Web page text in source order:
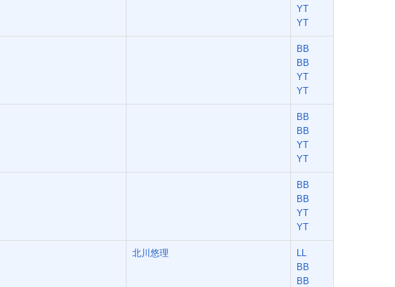
YT
YT
BB
BB
YT
YT
BB
BB
YT
YT
BB
BB
YT
YT
北川悠理
BB
BB